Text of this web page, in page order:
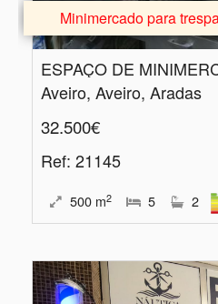
Minimercado para
Aveiro, Aveiro, Aradas
32.500€
Ref: 21145
500 m2 5 2